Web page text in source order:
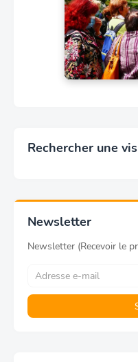
Rechercher une
Newsletter
Newsletter (Recevoir le